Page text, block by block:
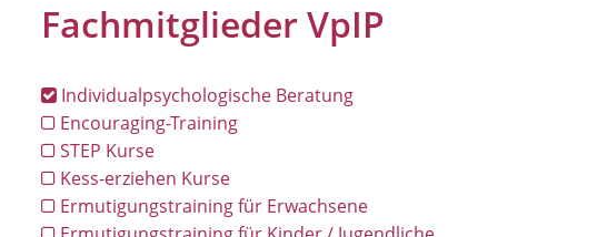
Fachmitglieder VpIP
Individualpsychologische Beratung
Encouraging-Training
STEP Kurse
Kess-erziehen Kurse
Ermutigungstraining für Erwachsene